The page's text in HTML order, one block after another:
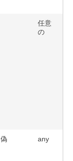
任意
の
偽 any